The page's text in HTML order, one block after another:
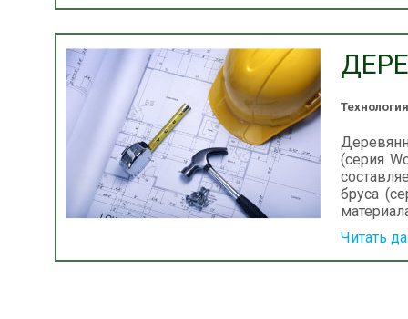
(серия
бруса
Читать